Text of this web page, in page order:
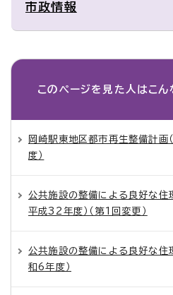
市政情報
このページを見た人は こん
岡崎駅東地区都市再生整備計
度）
公共施設の整備による良好な住
平成32年度）（第1回変更）
公共施設の整備による良好な住
和6年度）